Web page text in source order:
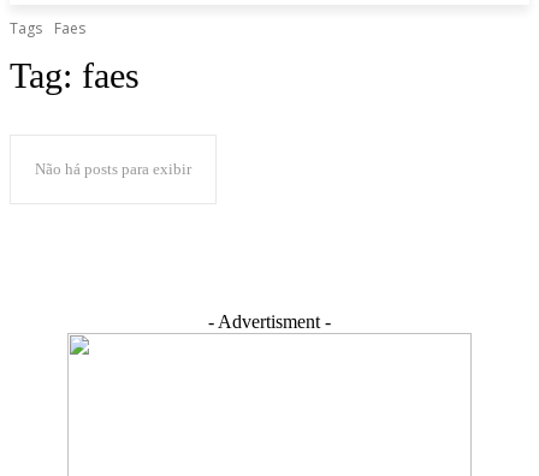
Tags Faes
Tag: faes
Não há posts para exibir
- Advertisment -